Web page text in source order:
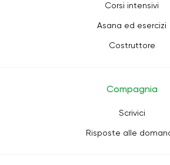
Corsi intensivi
Asana ed esercizi
Costruttore
Compagnia
Scrivici
Risposte alle